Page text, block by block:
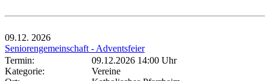
09.12. 2026
Seniorengemeinschaft - Adventsfeier
Termin:
09.12.2026 14:00 Uhr
Kategorie:
Vereine